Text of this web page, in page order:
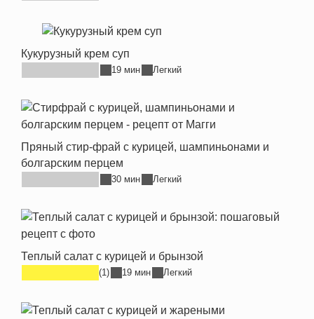
Кукурузный крем суп
19 мин Легкий
Пряный стир-фрай с курицей, шампиньонами и
болгарским перцем
30 мин Легкий
Теплый салат с курицей и брынзой
(1) 19 мин Легкий